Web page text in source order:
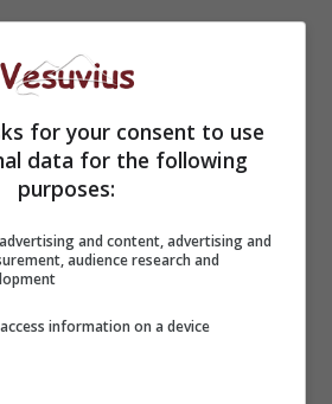
rifugio
come sarà
prevenire
casa
for your consent to use
data for the following
purposes:
and content, advertising and
audience research and
information on a device